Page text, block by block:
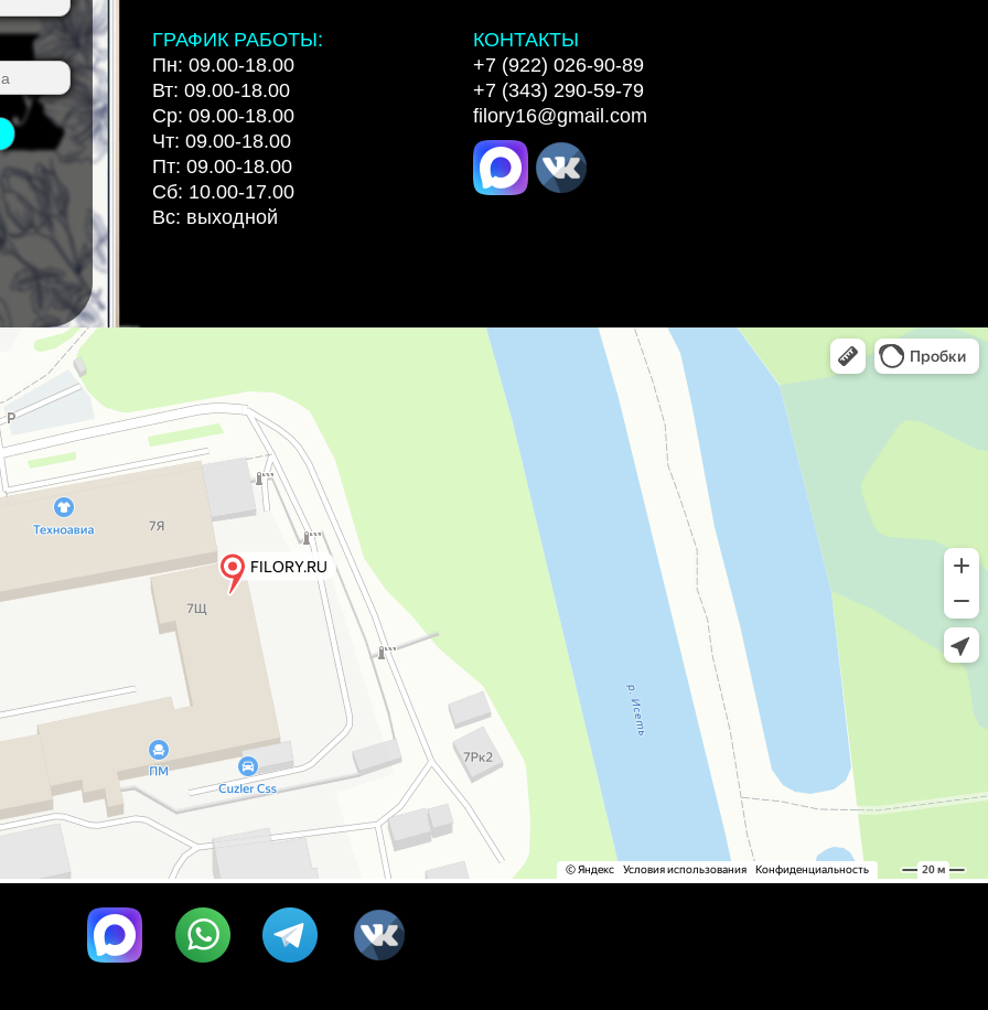
ГРАФИК РАБОТЫ:
Пн: 09.00-18.00
Вт: 09.00-18.00
Ср: 09.00-18.00
Чт: 09.00-18.00
Пт: 09.00-18.00
Сб: 10.00-17.00
Вс: выходной
КОНТАКТЫ
+7 (922) 026-90-89
+7 (343) 290-59-79
filory16@gmail.com